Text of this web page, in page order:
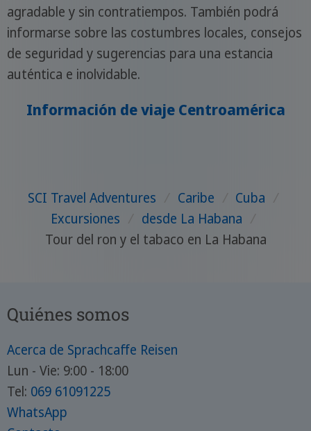
agradable y sin contratiempos. También podrá
informarse sobre las costumbres locales, consejos
de seguridad y sugerencias para una estancia
auténtica e inolvidable.
Información de viaje Centroamérica
SCI Travel Adventures Caribe Cuba
Excursiones
desde La Habana
Tour del ron y el tabaco en La Habana
Quiénes somos
Acerca de Sprachcaffe Reisen
Lun - Vie: 9:00 - 18:00
Tel: 069 61091225
WhatsApp